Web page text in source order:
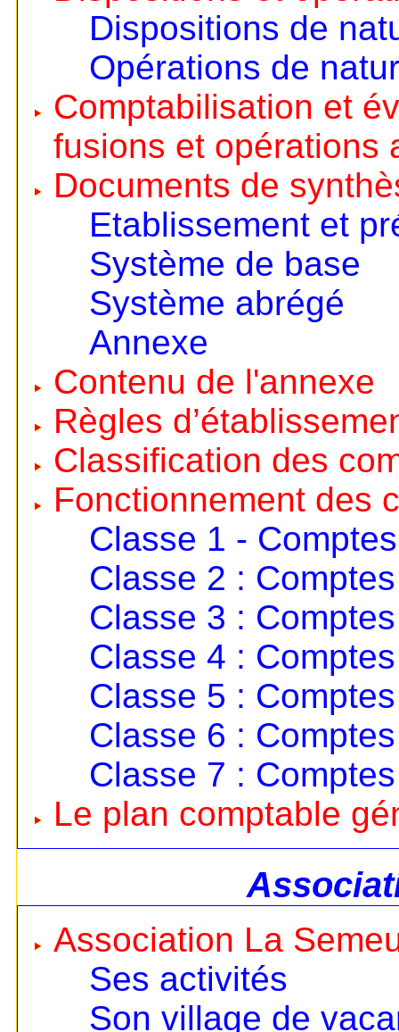
Dispositions de
Opérations de
Comptabilisation et
fusions et opérations
Documents de
Etablissement et
Système de base
Système abrégé
Annexe
Contenu de l'annexe
Règles
Classification des
Fonctionnement des
Classe 1 -
Classe 2 :
Classe 3 :
Classe 4 :
Classe 5 :
Classe 6 :
Classe 7 :
Le plan comptable
Association La
Ses activités
Son village de